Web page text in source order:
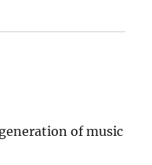
of music